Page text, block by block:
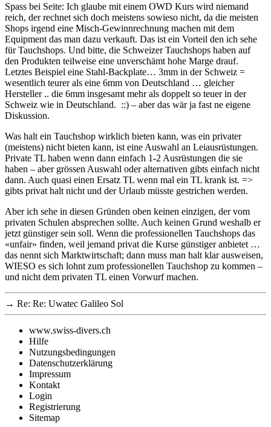
Spass bei Seite: Ich glaube mit einem OWD Kurs wird niemand
reich, der rechnet sich doch meistens sowieso nicht, da die meisten
Shops irgend eine Misch-Gewinnrechnung machen mit dem
Equipment das man dazu verkauft. Das ist ein Vorteil den ich sehe
für Tauchshops. Und bitte, die Schweizer Tauchshops haben auf
den Produkten teilweise eine unverschämt hohe Marge drauf.
Letztes Beispiel eine Stahl-Backplate… 3mm in der Schweiz =
wesentlich teurer als eine 6mm von Deutschland … gleicher
Hersteller .. die 6mm insgesamt mehr als doppelt so teuer in der
Schweiz wie in Deutschland. ::) – aber das wär ja fast ne eigene
Diskussion.
Was halt ein Tauchshop wirklich bieten kann, was ein privater
(meistens) nicht bieten kann, ist eine Auswahl an Leiausrüstungen.
Private TL haben wenn dann einfach 1-2 Ausrüstungen die sie
haben – aber grössen Auswahl oder alternativen gibts einfach nicht
dann. Auch quasi einen Ersatz TL wenn mal ein TL krank ist. =>
gibts privat halt nicht und der Urlaub müsste gestrichen werden.
Aber ich sehe in diesen Gründen oben keinen einzigen, der vom
privaten Schulen absprechen sollte. Auch keinen Grund weshalb er
jetzt günstiger sein soll. Wenn die professionellen Tauchshops das
«unfair» finden, weil jemand privat die Kurse günstiger anbietet …
das nennt sich Marktwirtschaft; dann muss man halt klar ausweisen,
WIESO es sich lohnt zum professionellen Tauchshop zu kommen –
und nicht dem privaten TL einen Vorwurf machen.
→ Re: Re: Uwatec Galileo Sol
www.swiss-divers.ch
Hilfe
Nutzungsbedingungen
Datenschutzerklärung
Impressum
Kontakt
Login
Registrierung
Sitemap